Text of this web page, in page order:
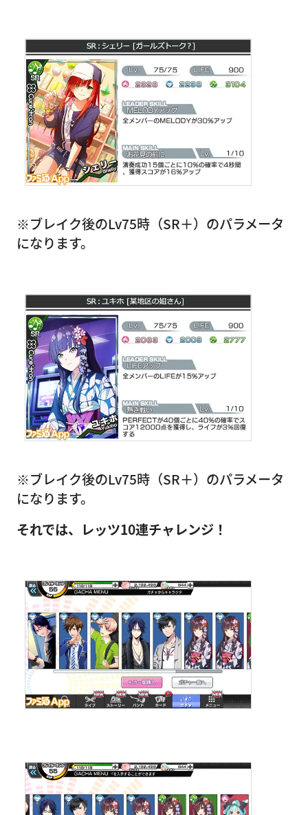
※ブレイク後のLv75時（SR＋）のパラメータ
になります。
※ブレイク後のLv75時（SR＋）のパラメータ
になります。
それでは、レッツ10連チャレンジ！